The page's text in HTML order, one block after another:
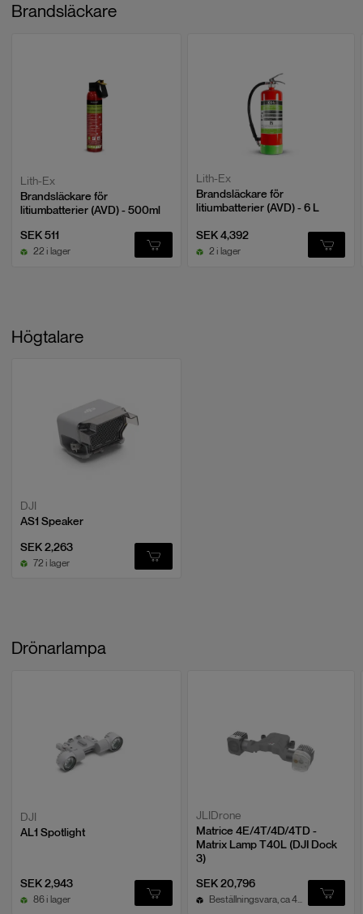
Brandsläckare
Lith-Ex
Brandsläckare för
litiumbatterier (AVD) - 500ml
SEK 511
22 i lager
Lith-Ex
Brandsläckare för
litiumbatterier (AVD) - 6 L
SEK 4,392
2 i lager
Högtalare
DJI
AS1 Speaker
SEK 2,263
72 i lager
Drönarlampa
DJI
AL1 Spotlight
SEK 2,943
86 i lager
JLIDrone
Matrice 4E/4T/4D/4TD -
Matrix Lamp T40L (DJI Dock
3)
SEK 20,796
Beställningsvara, ca 4v leveranstid